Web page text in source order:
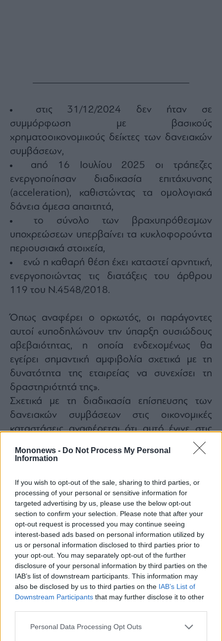
Mononews - Do Not Process My Personal
Information
If you wish to opt-out of the sale, sharing to third parties, or
processing of your personal or sensitive information for
targeted advertising by us, please use the below opt-out
section to confirm your selection. Please note that after your
opt-out request is processed you may continue seeing
interest-based ads based on personal information utilized by
us or personal information disclosed to third parties prior to
your opt-out. You may separately opt-out of the further
disclosure of your personal information by third parties on the
IAB’s list of downstream participants. This information may
also be disclosed by us to third parties on the IAB’s List of
Downstream Participants that may further disclose it to other
Personal Data Processing Opt Outs
στις 31/12/2024 δεν ήταν σε
συμμόρφωση με βασικούς
χρηματοοικονομικούς δείκτες των δανειακών
συμβάσεων,
από 16 Ιουλίου 2025 οι τράπεζες
ενεργοποίησαν διαδικασία επιτάχυνσης
(acceleration), καθιστώντας τα ομολογιακά
δάνεια άμεσα απαιτητά,
το σύνολο των βραχυπρόθεσμων
υποχρεώσεων υπερβαίνει τα κυκλοφορούντα
περιουσιακά στοιχεία,
ενώ η καθαρή θέση έχει καταστεί αρνητική,
ενεργοποιώντας τις διατάξεις του άρθρου
119 του Ν.4548/2018.
Όπως αναφέρει ο ορκωτός, οι παράγοντες
αυτοί «υποδηλώνουν την ύπαρξη ουσιώδους
αβεβαιότητας, η οποία ενδεχομένως θα
εγείρει σημαντική αμφιβολία σχετικά με τη
δυνατότητα της εταιρείας να συνεχίσει τη
δραστηριότητά της».
Σχετικά με τη διαδικασία επίσπευσης των
δανειακών συμβάσεων στις οικονομικές
καταστάσεις αναφέρεται ότι αυτό έγινε στις
16 Ιουλίου 2025, καθιστώντας τα υφιστάμενα
oμολογιακά δάνεια άμεσα ληξιπρόθεσμα και
ενέχυρο τις μετοχές του Ομίλου και, κατόπιν
της παραπάνω επίσπευσης, απέκτησαν άμεσα
και αυτοδίκαια όλα τα δικαιώματα ψήφου. Στη
συνέχεια, στις 18 Ιουλίου 2025 συγκάλεσαν
έκτακτη Γενική Συνέλευση με θέμα, μεταξύ
άλλων, την εκλογή νέου ΔΣ, κατά την οποία
εξέλεξαν τα ίδια προϋπάρχοντα μέλη.
Παράλληλα, οι τράπεζες δεν έχουν προβεί σε
δέσμευση των τραπεζικών λογαριασμών των
Ελληνικών εταιρειών του ομίλου Avramar,
διευκολύνοντας με τον τρόπο αυτό την ομαλή